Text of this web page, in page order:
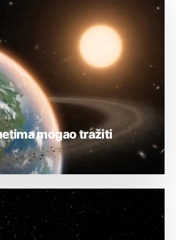
mogao tražiti